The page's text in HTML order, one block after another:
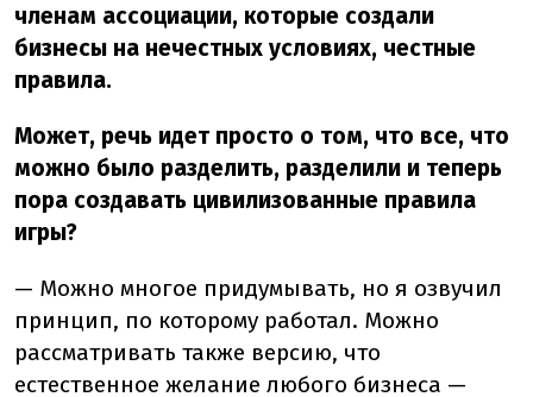
членам ассоциации, которые создали
бизнесы на нечестных условиях, честные
правила.
Может, речь идет просто о том, что все, что
можно было разделить, разделили и теперь
пора создавать цивилизованные правила
игры?
— Можно многое придумывать, но я озвучил
принцип, по которому работал. Можно
рассматривать также версию, что
естественное желание любого бизнеса —